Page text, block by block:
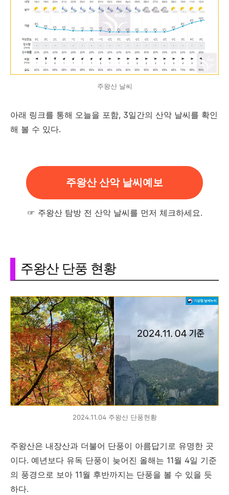
주왕산 날씨
아래 링크를 통해 오늘을 포함, 3일간의 산악 날씨를 확인
해 볼 수 있다.
주왕산 산악 날씨예보
☞ 주왕산 탐방 전 산악 날씨를 먼저 체크하세요.
주왕산 단풍 현황
2024.11.04 주왕산 단풍현황
주왕산은 내장산과 더불어 단풍이 아름답기로 유명한 곳
이다. 예년보다 유독 단풍이 늦어진 올해는 11월 4일 기준
의 풍경으로 보아 11월 후반까지는 단풍을 볼 수 있을 듯
하다.